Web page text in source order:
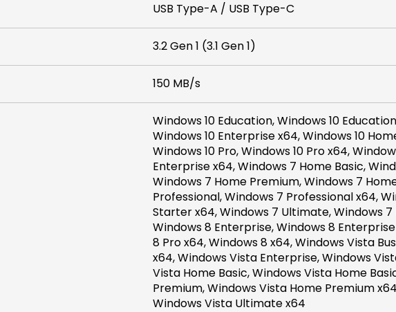
USB Type-A / USB Type-C
3.2 Gen 1 (3.1 Gen 1)
150 MB/s
Windows 10 Education, Windows 10
Windows 10 Enterprise x64, Windows 10
Windows 10 Pro, Windows 10 Pro x64,
Enterprise x64, Windows 7 Home Basic,
Windows 7 Home Premium, Windows 7
Professional, Windows 7 Professional x64,
Starter x64, Windows 7 Ultimate, Windows
Windows 8 Enterprise, Windows 8
8 Pro x64, Windows 8 x64, Windows Vista
x64, Windows Vista Enterprise, Windows
Vista Home Basic, Windows Vista Home
Premium, Windows Vista Home Premium
Windows Vista Ultimate x64